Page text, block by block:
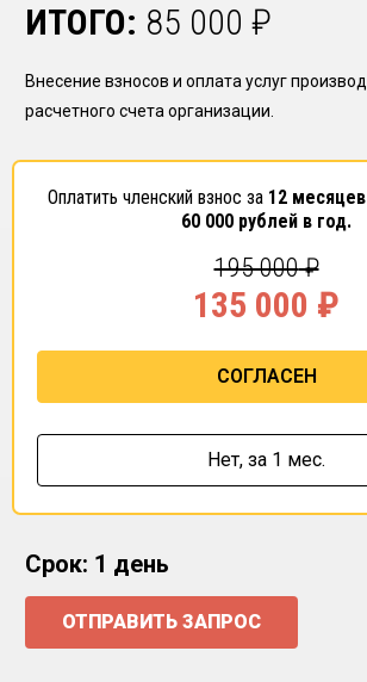
ИТОГО: 85 000 ₽
Внесение взносов и оплата услуг
расчетного счета организации.
Оплатить членский взнос за 12 месяцев
60 000 рублей в год.
195 000₽
135 000 ₽
СОГЛАСЕН
Нет, за 1 мес.
Срок: 1 день
ОТПРАВИТЬ ЗАПРОС